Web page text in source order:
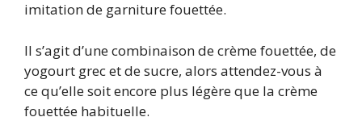
imitation de garniture fouettée.
Il s’agit d’une combinaison de crème fouettée, de
yogourt grec et de sucre, alors attendez-vous à
ce qu’elle soit encore plus légère que la crème
fouettée habituelle.